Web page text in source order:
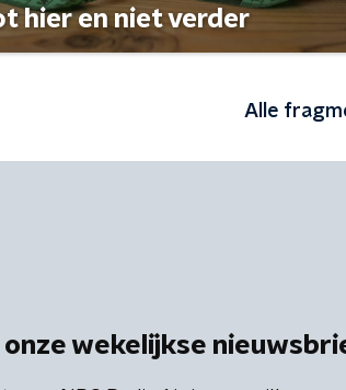
hier en niet verder
Alle
onze wekelijkse